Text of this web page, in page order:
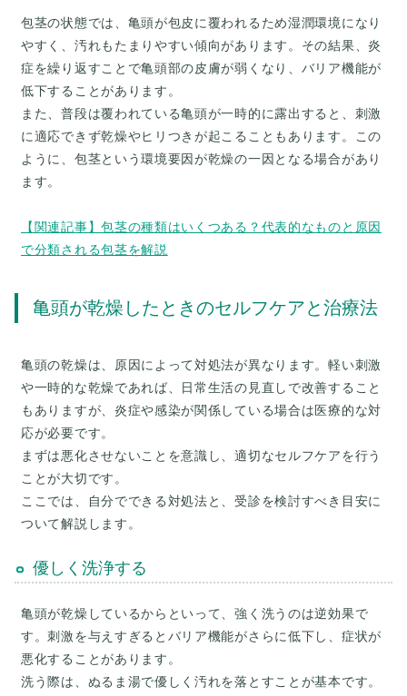
包茎の状態では、亀頭が包皮に覆われるため湿潤環境になり
やすく、汚れもたまりやすい傾向があります。その結果、炎
症を繰り返すことで亀頭部の皮膚が弱くなり、バリア機能が
低下することがあります。
また、普段は覆われている亀頭が一時的に露出すると、刺激
に適応できず乾燥やヒリつきが起こることもあります。この
ように、包茎という環境要因が乾燥の一因となる場合があり
ます。
【関連記事】包茎の種類はいくつある？代表的なものと原因
で分類される包茎を解説
亀頭が乾燥したときのセルフケアと治療法
亀頭の乾燥は、原因によって対処法が異なります。軽い刺激
や一時的な乾燥であれば、日常生活の見直しで改善すること
もありますが、炎症や感染が関係している場合は医療的な対
応が必要です。
まずは悪化させないことを意識し、適切なセルフケアを行う
ことが大切です。
ここでは、自分でできる対処法と、受診を検討すべき目安に
優しく洗浄する
亀頭が乾燥しているからといって、強く洗うのは逆効果で
す。刺激を与えすぎるとバリア機能がさらに低下し、症状が
悪化することがあります。
洗う際は、ぬるま湯で優しく汚れを落とすことが基本です。